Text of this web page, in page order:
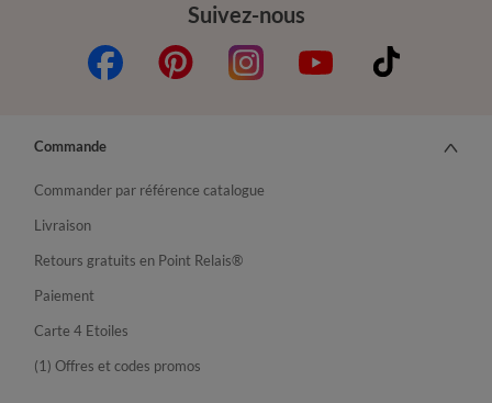
Suivez-nous
Commande
Commander par référence catalogue
Livraison
Retours gratuits en Point Relais®
Paiement
Carte 4 Etoiles
(1) Offres et codes promos